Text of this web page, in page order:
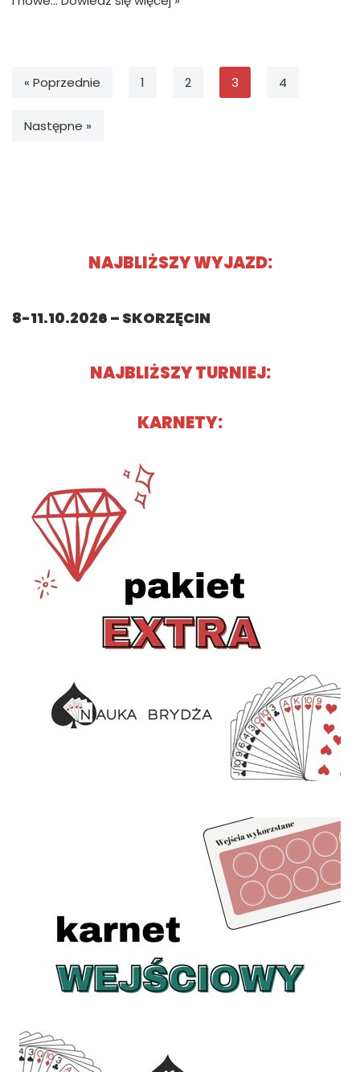
« Poprzednie 1 2 3 4
Następne »
NAJBLIŻSZY WYJAZD:​
8-11.10.2026 – SKORZĘCIN
NAJBLIŻSZY TURNIEJ:​
KARNETY:​